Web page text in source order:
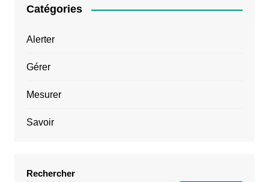
Catégories
Alerter
Gérer
Mesurer
Savoir
Rechercher